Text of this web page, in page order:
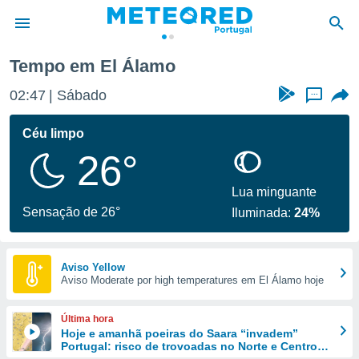
da
foi
fornecidas
a este
das
e
forma
digital
Tempo em El Álamo
02:47 Sábado ...
Céu limpo
26°
Sensação de 26°
Lua minguante
Iluminada:24%
Aviso Yellow
Aviso Moderate por high temperatures em El Álamo hoje
Última hora
Hoje e amanhã poeiras do Saara “invadem”
Portugal: risco de trovoadas no Norte e Centro